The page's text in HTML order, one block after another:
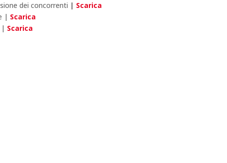
dei concorrenti | Scarica
| Scarica
| Scarica